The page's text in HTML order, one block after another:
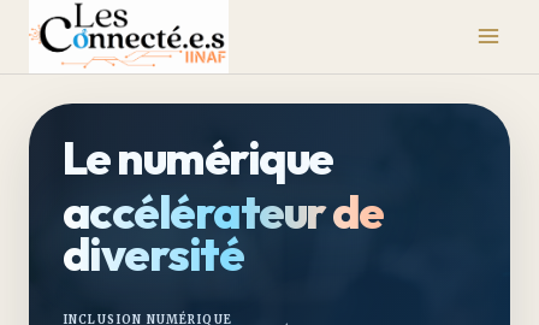
Le numérique
accélérateur de
diversité